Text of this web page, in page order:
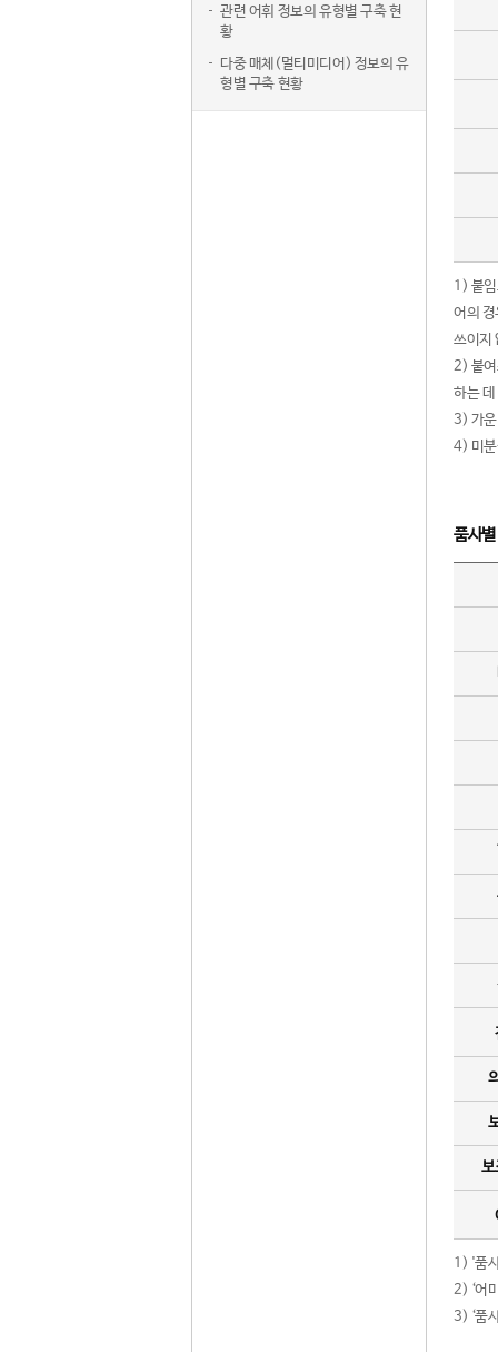
관련 어휘 정보의 유형별 구축 현
황
다중 매체(멀티미디어) 정보의 유
형별 구축 현황
1) 붙
어의
쓰이지
2) 붙여
하는
3) 가운
4) 미분
품사
보
1) '품
2) ‘어
3) ‘품